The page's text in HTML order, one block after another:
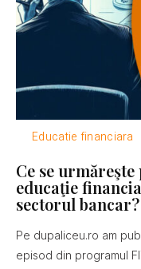
Educatie financiara
Ce se
educaţie
sectorul bancar?
Pe dupaliceu.ro am
episod din programul